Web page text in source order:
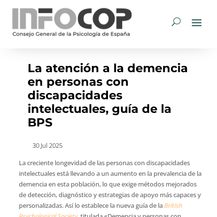
La atención a la demencia
en personas con
discapacidades
intelectuales, guía de la
BPS
30 Jul 2025
La creciente longevidad de las personas con discapacidades
intelectuales está llevando a un aumento en la prevalencia de la
demencia en esta población, lo que exige métodos mejorados
de detección, diagnóstico y estrategias de apoyo más capaces y
personalizadas. Así lo establece la nueva guía de laBritish